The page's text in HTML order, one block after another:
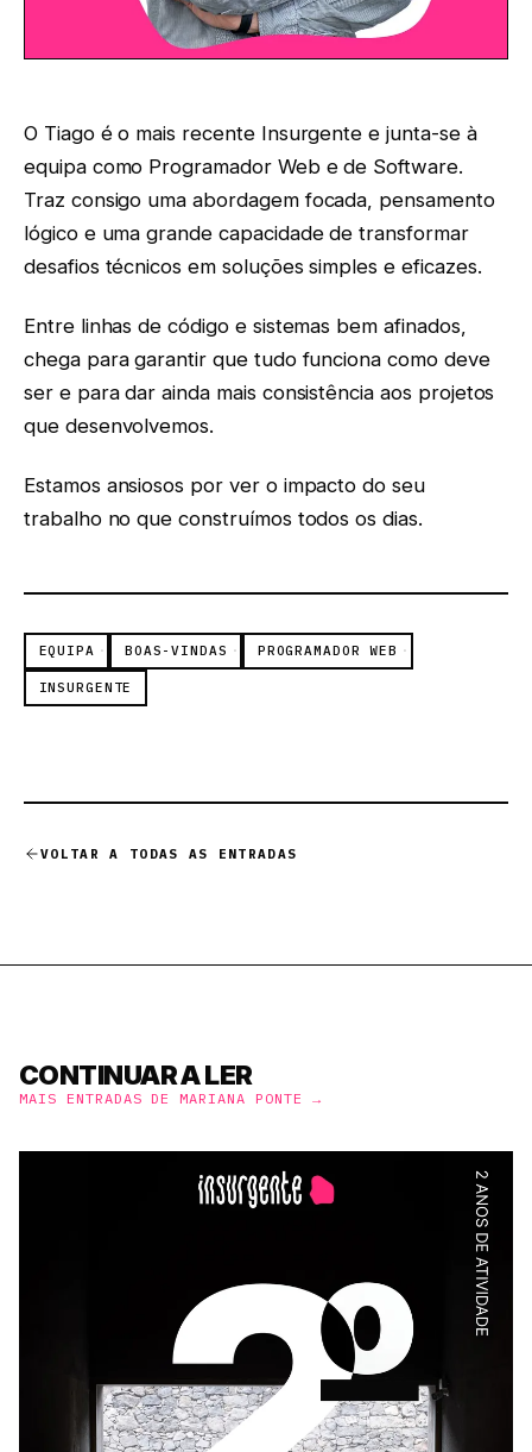
O Tiago é o mais recente Insurgente e junta-se à
equipa como Programador Web e de Software.
Traz consigo uma abordagem focada, pensamento
lógico e uma grande capacidade de transformar
desafios técnicos em soluções simples e eficazes.
Entre linhas de código e sistemas bem afinados,
chega para garantir que tudo funciona como deve
ser e para dar ainda mais consistência aos projetos
que desenvolvemos.
Estamos ansiosos por ver o impacto do seu
trabalho no que construímos todos os dias.
EQUIPA BOAS-VINDAS PROGRAMADOR WEB
INSURGENTE
VOLTAR A TODAS AS ENTRADAS
CONTINUAR A LER
MAIS ENTRADAS DE MARIANA PONTE →